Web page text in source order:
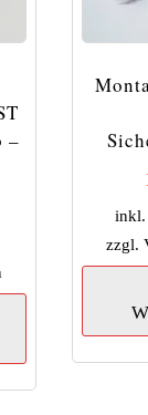
–
inkl.
zzgl.